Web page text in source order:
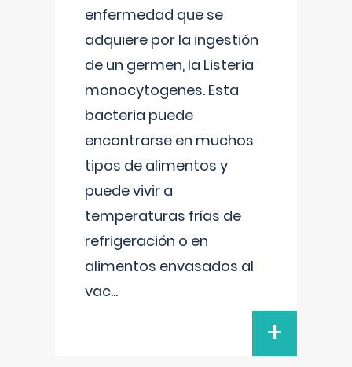
enfermedad que se
adquiere por la ingestión
de un germen, la Listeria
monocytogenes. Esta
bacteria puede
encontrarse en muchos
tipos de alimentos y
puede vivir a
temperaturas frías de
refrigeración o en
alimentos envasados al
vac...
+